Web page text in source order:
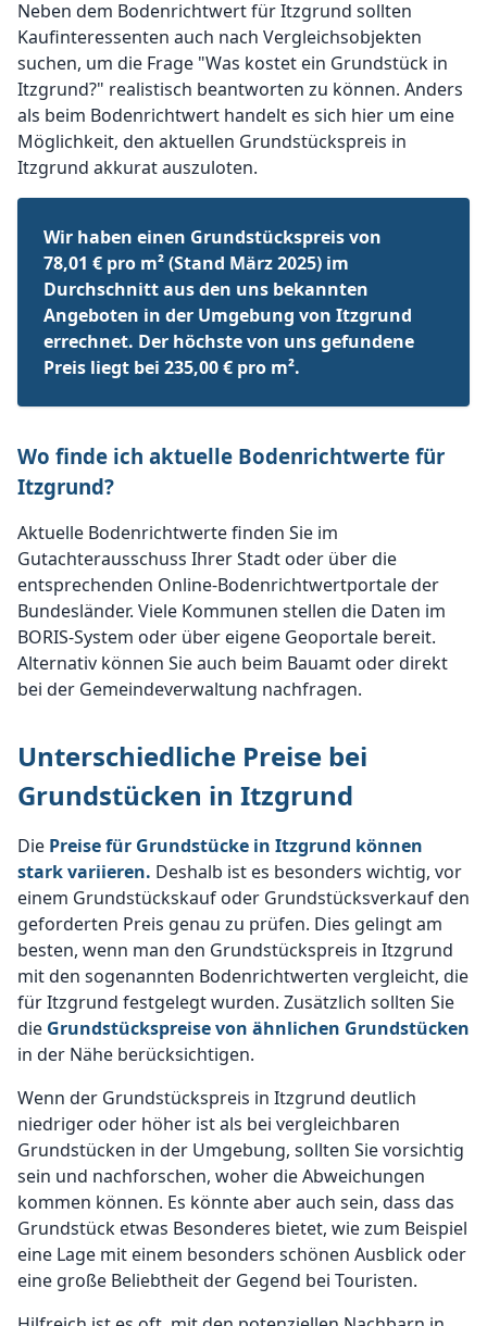
Neben dem Bodenrichtwert für Itzgrund sollten
Kaufinteressenten auch nach Vergleichsobjekten
suchen, um die Frage "Was kostet ein Grundstück in
Itzgrund?" realistisch beantworten zu können. Anders
als beim Bodenrichtwert handelt es sich hier um eine
Möglichkeit, den aktuellen Grundstückspreis in
Itzgrund akkurat auszuloten.
Wir haben einen Grundstückspreis von
78,01 € pro m² (Stand März 2025) im
Durchschnitt aus den uns bekannten
Angeboten in der Umgebung von Itzgrund
errechnet. Der höchste von uns gefundene
Preis liegt bei 235,00 € pro m².
Wo finde ich aktuelle Bodenrichtwerte für
Itzgrund?
Aktuelle Bodenrichtwerte finden Sie im
Gutachterausschuss Ihrer Stadt oder über die
entsprechenden Online-Bodenrichtwertportale der
Bundesländer. Viele Kommunen stellen die Daten im
BORIS-System oder über eigene Geoportale bereit.
Alternativ können Sie auch beim Bauamt oder direkt
bei der Gemeindeverwaltung nachfragen.
Unterschiedliche Preise bei
Grundstücken in Itzgrund
Die Preise für Grundstücke in Itzgrund können
stark variieren. Deshalb ist es besonders wichtig, vor
einem Grundstückskauf oder Grundstücksverkauf den
geforderten Preis genau zu prüfen. Dies gelingt am
besten, wenn man den Grundstückspreis in Itzgrund
mit den sogenannten Bodenrichtwerten vergleicht, die
für Itzgrund festgelegt wurden. Zusätzlich sollten Sie
die Grundstückspreise von ähnlichen Grundstücken
in der Nähe berücksichtigen.
Wenn der Grundstückspreis in Itzgrund deutlich
niedriger oder höher ist als bei vergleichbaren
Grundstücken in der Umgebung, sollten Sie vorsichtig
sein und nachforschen, woher die Abweichungen
kommen können. Es könnte aber auch sein, dass das
Grundstück etwas Besonderes bietet, wie zum Beispiel
eine Lage mit einem besonders schönen Ausblick oder
eine große Beliebtheit der Gegend bei Touristen.